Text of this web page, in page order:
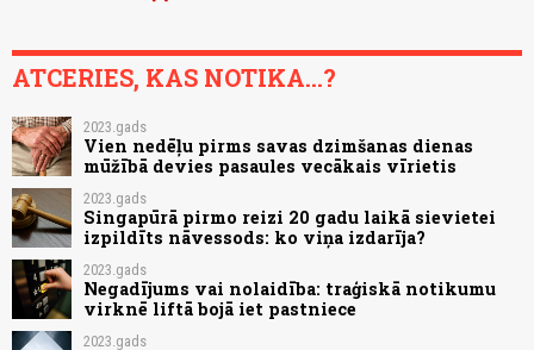
ATCERIES, KAS NOTIKA...?
2023.gads
Vien nedēļu pirms savas dzimšanas dienas
mūžībā devies pasaules vecākais vīrietis
2023.gads
Singapūrā pirmo reizi 20 gadu laikā sievietei
izpildīts nāvessods: ko viņa izdarīja?
2023.gads
Negadījums vai nolaidība: traģiskā notikumu
virknē liftā bojā iet pastniece
2023.gads